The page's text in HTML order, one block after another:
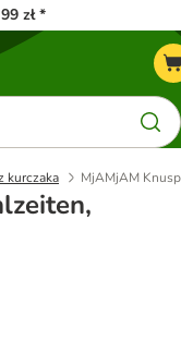
zł *
kurczaka MjAMjAM